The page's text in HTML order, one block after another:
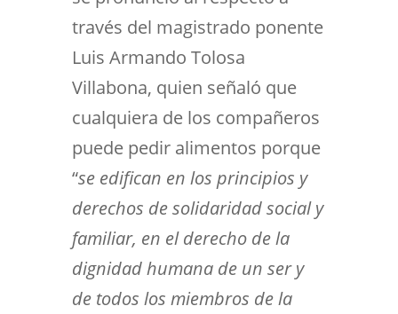
través del magistrado ponente
Luis Armando Tolosa
Villabona, quien señaló que
cualquiera de los compañeros
puede pedir alimentos porque
“se edifican en los principios y
derechos de solidaridad social y
familiar, en el derecho de la
dignidad humana de un ser y
de todos los miembros de la